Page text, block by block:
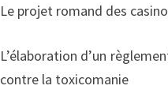
Le projet romand des
L’élaboration d’un
contre la toxicomanie